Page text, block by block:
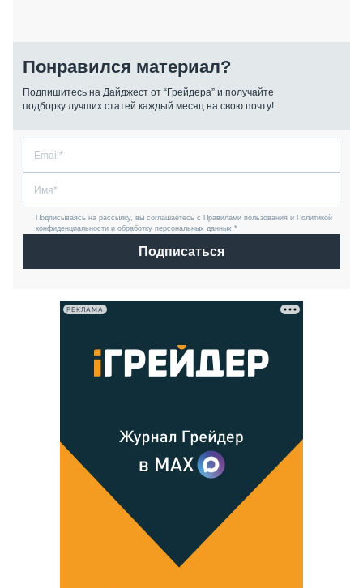
Понравился материал?
Подпишитесь на Дайджест от “Грейдера” и получайте
подборку лучших статей каждый месяц на свою почту!
Подписываясь на рассылку, вы соглашаетесь с Правилами пользования и Политикой
конфиденциальности и обработку персональных данных *
Подписаться
РЕКЛАМА